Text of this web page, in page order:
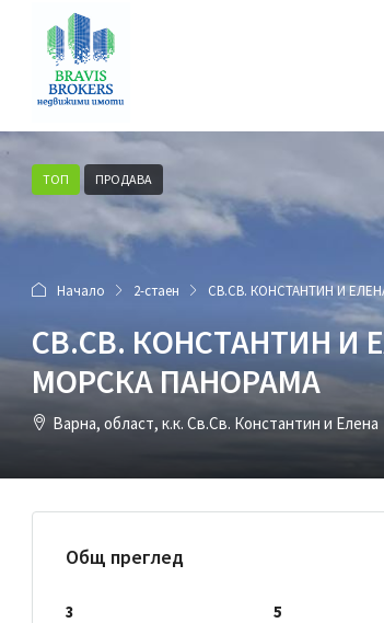
ТОП ПРОДАВА
Начало 2-стаен СВ.СВ. КОНСТАНТИН И
СВ.СВ. КОНСТАНТИН И
МОРСКА ПАНОРАМА
Варна, област, к.к. Св.Св. Константин и Елена
Общ преглед
3 5